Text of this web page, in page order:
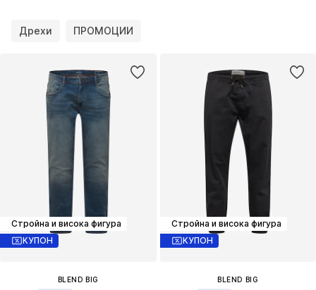
Дрехи ПРОМОЦИИ
Стройна и висока фигура
КУПОН
BLEND BIG
Стройна и висока фигура
КУПОН
BLEND BIG